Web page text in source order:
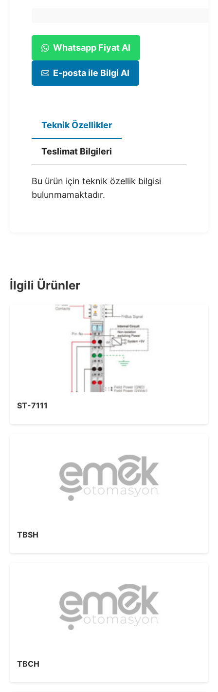
Whatsapp Fiyat Al
E-posta ile Bilgi Al
Teknik Özellikler
Teslimat Bilgileri
Bu ürün için teknik özellik bilgisi
bulunmamaktadır.
İlgili Ürünler
ST-7111
TBSH
TBCH